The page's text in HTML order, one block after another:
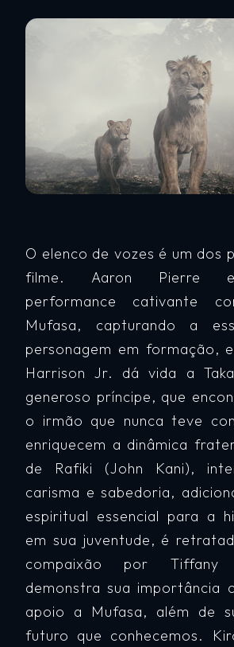
O elenco de vozes é um dos
filme. Aaron Pierre
performance cativante
Mufasa, capturando a
personagem em formação,
Harrison Jr. dá vida a
generoso príncipe, que
o irmão que nunca teve
enriquecem a dinâmica
de Rafiki (John Kani),
carisma e sabedoria,
espiritual essencial para a
em sua juventude, é
compaixão por Tiffany
demonstra sua importância
apoio a Mufasa, além de
futuro que conhecemos.